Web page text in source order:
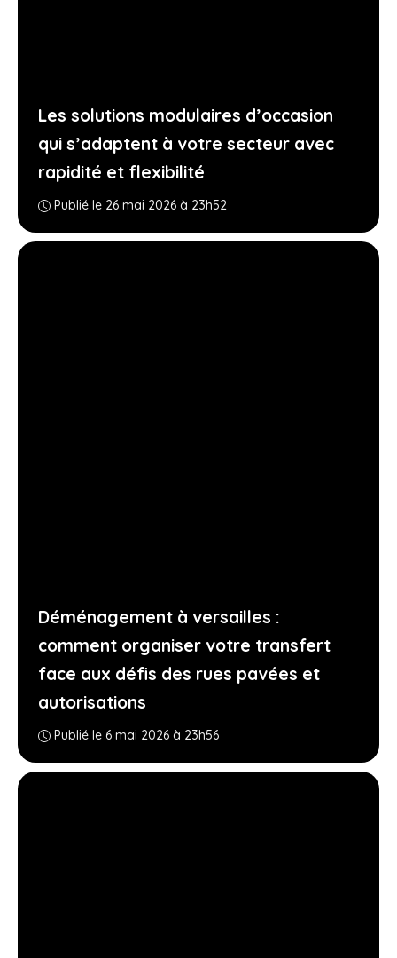
Les solutions modulaires d’occasion
qui s’adaptent à votre secteur avec
rapidité et flexibilité
Publié le 26 mai 2026 à 23h52
Déménagement à versailles :
comment organiser votre transfert
face aux défis des rues pavées et
autorisations
Publié le 6 mai 2026 à 23h56